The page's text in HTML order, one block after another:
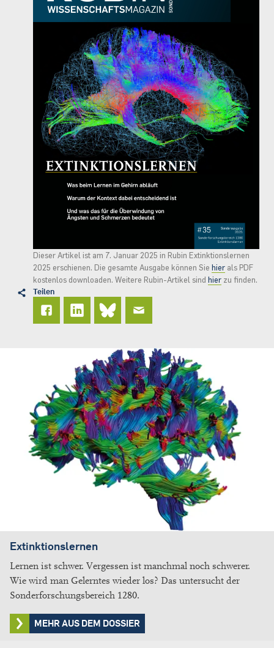
Dieser Artikel ist am 7. Januar 2025 in Rubin Extinktionslernen
2025 erschienen. Die gesamte Ausgabe können Sie hierals PDF
kostenlos downloaden. Weitere Rubin-Artikel sind hierzu finden.
Teilen
Extinktionslernen
Lernen ist schwer. Vergessen ist manchmal noch schwerer.
Wie wird man Gelerntes wieder los? Das untersucht der
Sonderforschungsbereich 1280.
MEHR AUS DEM DOSSIER